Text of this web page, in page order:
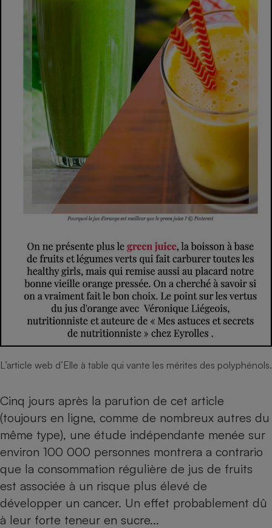
L’article web d’Elle à table qui vante les mérites des polyphénols.
Cinq jours après la parution de cet article
(toujours en ligne, comme de nombreux autres du
même type), une étude indépendante menée sur
environ 100 000 personnes montrera a contrario
que la consommation régulière de jus de fruits
est associée à un risque plus élevé de
développer un cancer. Un effet probablement dû
à leur forte teneur en sucre...